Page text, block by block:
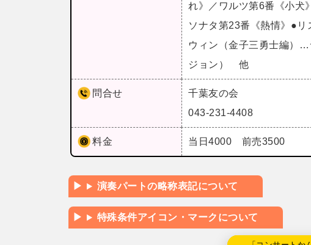
れ》／ワルツ第6番《小犬
ソナタ第23番《熱情》●
ウィン（金子三勇士編）
ジョン） 他
問合せ
千葉友の会
043-231-4408
料金 当日4000 前売3500
演奏パートの略称表記について
特殊条件アイコン・マークについて